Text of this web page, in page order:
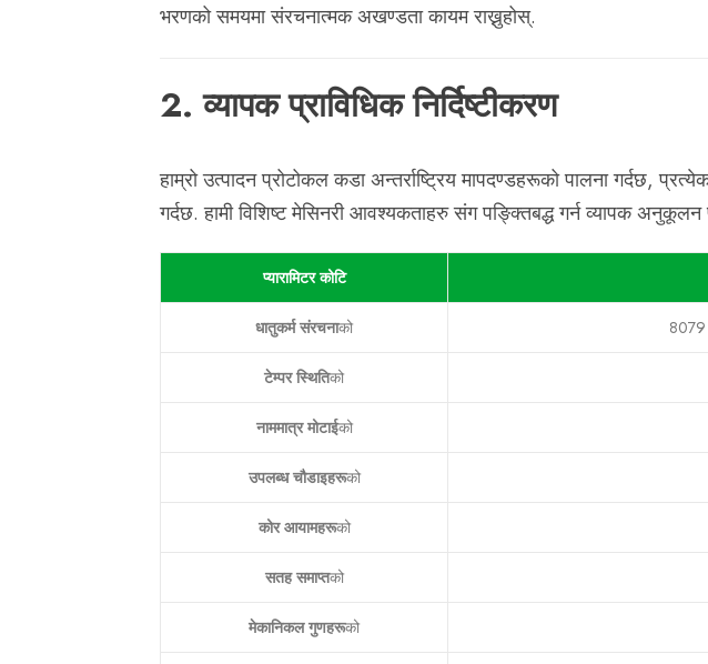
भरणको समयमा संरचनात्मक अखण्डता कायम राख्नुहोस्.
2. व्यापक प्राविधिक निर्दिष्टीकरण
हाम्रो उत्पादन प्रोटोकल कडा अन्तर्राष्ट्रिय मापदण्डहरूको पालना गर्दछ,
गर्दछ. हामी विशिष्ट मेसिनरी आवश्यकताहरु संग पङ्क्तिबद्ध गर्न व्यापक अनुकूलन
प्यारामिटर कोटि
धातुकर्म संरचनाको 8079
टेम्पर स्थितिको
नाममात्र मोटाईको
उपलब्ध चौडाइहरूको
कोर आयामहरूको
सतह समाप्तको
मेकानिकल गुणहरूको